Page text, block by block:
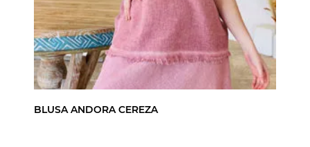
BLUSA ANDORA CEREZA